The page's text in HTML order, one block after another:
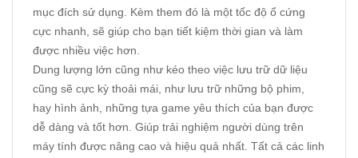
mục đích sử dụng. Kèm them đó là một tốc độ ổ cứng
cực nhanh, sẽ giúp cho bạn tiết kiệm thời gian và làm
được nhiều việc hơn.
Dung lượng lớn cũng như kéo theo việc lưu trữ dữ liệu
cũng sẽ cực kỳ thoải mái, như lưu trữ những bộ phim,
hay hình ảnh, những tựa game yêu thích của bạn được
dễ dàng và tốt hơn. Giúp trải nghiệm người dùng trên
máy tính được nâng cao và hiệu quả nhất. Tất cả các linh